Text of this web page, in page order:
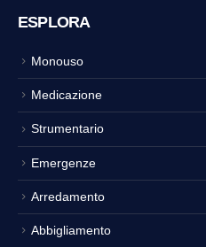
ESPLORA
Monouso
Medicazione
Strumentario
Emergenze
Arredamento
Abbigliamento